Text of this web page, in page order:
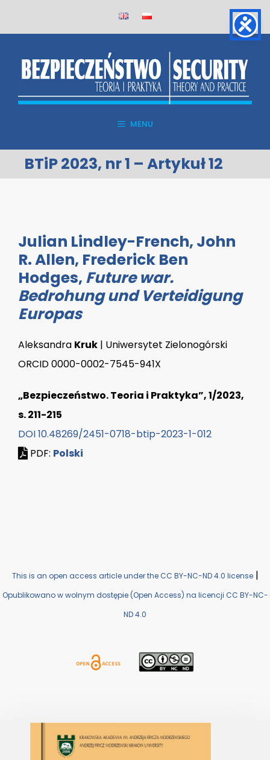
MENU
BTiP 2023, nr 1 – Artykuł 12
Julian Lindley-French, John
R. Allen, Frederick Ben
Hodges, Future war.
Bedrohung und Verteidigung
Europas
Aleksandra Kruk | Uniwersytet Zielonogórski
ORCID 0000-0002-7545-941X
„Bezpieczeństwo. Teoria i Praktyka”, 1/2023,
s. 211-215
DOI 10.48269/2451-0718-btip-2023-1-012
PDF: Polski
This is an open access article under the CC BY-NC-ND 4.0 license|
Opublikowano w wolnym dostępie (Open Access) na licencji CC BY-NC-
ND 4.0